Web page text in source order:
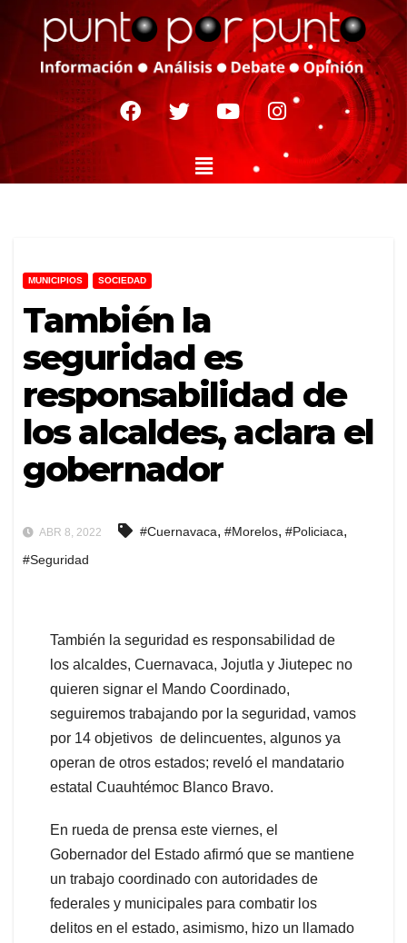
MUNICIPIOS SOCIEDAD
También la
seguridad es
responsabilidad de
los alcaldes, aclara el
gobernador
ABR 8, 2022 #Cuernavaca, #Morelos, #Policiaca,
#Seguridad
También la seguridad es responsabilidad de
los alcaldes, Cuernavaca, Jojutla y Jiutepec no
quieren signar el Mando Coordinado,
seguiremos trabajando por la seguridad, vamos
por 14 objetivos de delincuentes, algunos ya
operan de otros estados; reveló el mandatario
estatal Cuauhtémoc Blanco Bravo.
En rueda de prensa este viernes, el
Gobernador del Estado afirmó que se mantiene
un trabajo coordinado con autoridades de
federales y municipales para combatir los
delitos en el estado, asimismo, hizo un llamado